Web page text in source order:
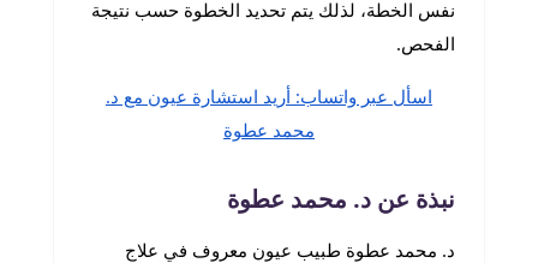
نفس الخطة، لذلك يتم تحديد الخطوة حسب نتيجة
الفحص.
اسأل عبر واتساب: أريد استشارة عيون مع د.
محمد عطوة
نبذة عن د. محمد عطوة
د. محمد عطوة طبيب عيون معروف في علاج